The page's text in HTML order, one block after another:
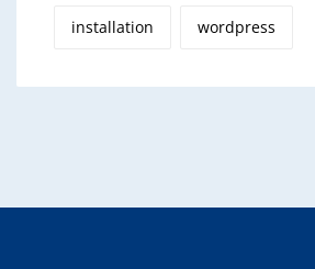
installation wordpress